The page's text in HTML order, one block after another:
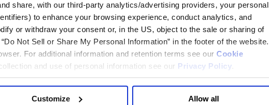
share, with our third-party analytics/advertising providers, your personal
to enhance your browsing experience, conduct analytics, and
or withdraw your consent or, in the US, object to the sale or sharing of
Not Sell or Share My Personal Information” in the footer of the website.
For additional information and retention terms see our Cookie
and use of personal information see our Privacy Policy
Customize Allow all